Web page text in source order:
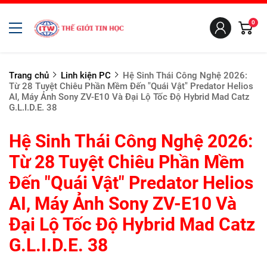
0
Trang chủ Linh kiện PC
Hệ Sinh Thái Công Nghệ 2026:
Từ 28 Tuyệt Chiêu Phần Mềm Đến "Quái Vật" Predator Helios
AI, Máy Ảnh Sony ZV-E10 Và Đại Lộ Tốc Độ Hybrid Mad Catz
G.L.I.D.E. 38
Hệ Sinh Thái Công Nghệ 2026:
Từ 28 Tuyệt Chiêu Phần Mềm
Đến "Quái Vật" Predator Helios
AI, Máy Ảnh Sony ZV-E10 Và
Đại Lộ Tốc Độ Hybrid Mad Catz
G.L.I.D.E. 38